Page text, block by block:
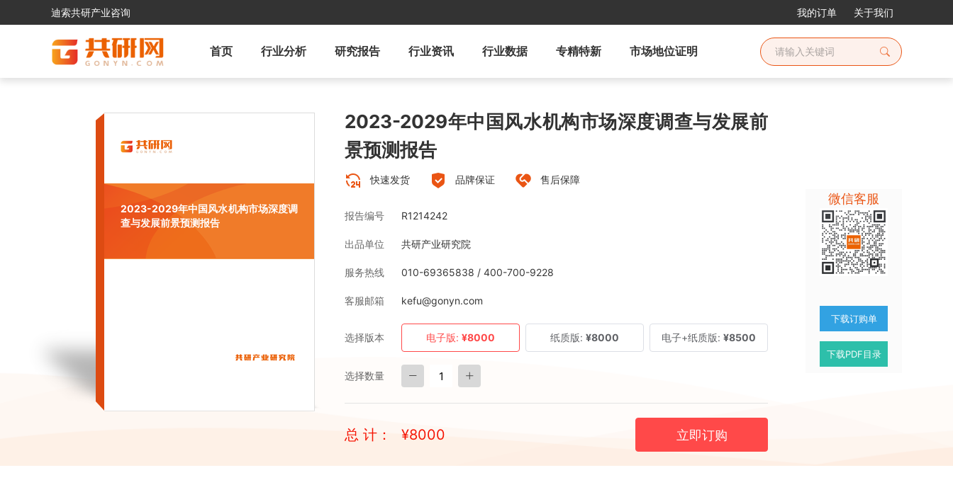
迪索共研产业咨询 我的订单 关于我们
首页 行业分析 研究报告 行业资讯 行业数据 专精特新 市场地位证明
2023-2029年中国风水机构市场深度调
查与发展前景预测报告
2023-2029年中国风水机构市场深度调查与发展前
景预测报告
快速发货 品牌保证 售后保障
报告编号 R1214242
出品单位 共研产业研究院
服务热线 010-69365838 / 400-700-9228
客服邮箱 kefu@gonyn.com
选择版本 电子版: ¥8000 纸质版: ¥8000 电子+纸质版: ¥8500
选择数量
总 计： ¥8000 立即订购
微信客服
下载订购单
下载PDF目录